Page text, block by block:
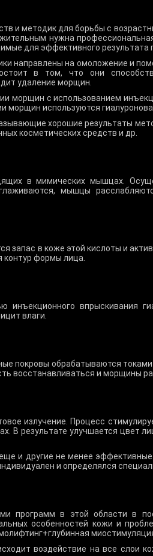
и методик для борьбы с
нужна
для эффективного результата
направлены на омоложение и
в том, что они
удаление морщин.
морщин с использованием
используются
хорошие результаты
косметических средств и др.
в мимических мышцах.
мышцы
запас в коже этой кислоты и
контур формы лица.
впрыскивания
влаги.
покровы обрабатываются
восстанавливаться и морщины
излучение. Процесс
В результате улучшается цвет
и другие не менее
и определялся
программ в этой области в
особенностей кожи и
воздействие на все слои